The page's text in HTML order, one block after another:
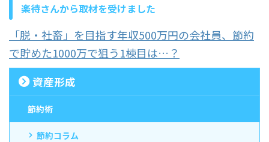
楽待さんから取材を受けました
「脱・社畜」を目指す年収500万円の会社員、節約
で貯めた1000万で狙う1棟目は…？
資産形成
節約術
節約コラム